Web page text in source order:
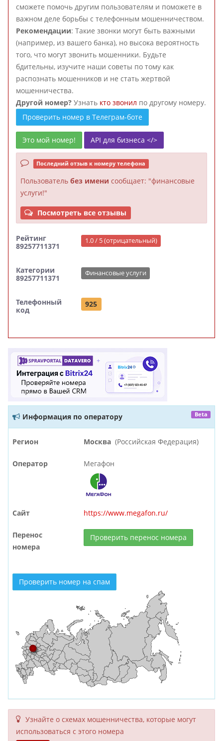
сможете помочь другим пользователям и поможете в
важном деле борьбы с телефонным мошенничеством.
Рекомендации: Такие звонки могут быть важными
(например, из вашего банка), но высока вероятность
того, что могут звонить мошенники. Будьте
бдительны, изучите наши советы по тому как
распознать мошенников и не стать жертвой
мошенничества.
Другой номер? Узнать кто звонил по другому номеру.
Проверить номер в Телеграм-боте
Это мой номер! API для бизнеса </>
Последний отзыв к номеру телефона
Пользователь без имени сообщает: "финансовые
услуги!"
Посмотреть все отзывы
Рейтинг
89257711371
1.0 / 5 (отрицательный)
Категории
89257711371
Финансовые услуги
Телефонный
код
925
Информация по оператору Beta
Регион Москва (Российская Федерация)
Оператор Мегафон
Сайт https://www.megafon.ru/
Перенос
номера
Проверить перенос номера
Проверить номер на спам
Узнайте о схемах мошенни­чества, кото­рые могут
исполь­зоваться с этого номера